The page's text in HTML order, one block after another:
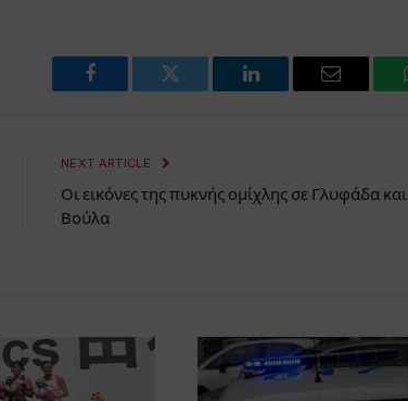
Facebook Twitter LinkedIn Email
NEXT ARTICLE
Οι εικόνες της πυκνής ομίχλης σε Γλυφάδα και
Βούλα